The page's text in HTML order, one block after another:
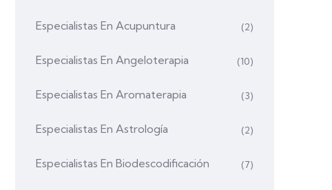
Especialistas En Acupuntura (2)
Especialistas En Angeloterapia (10)
Especialistas En Aromaterapia (3)
Especialistas En Astrología (2)
Especialistas En Biodescodificación (7)